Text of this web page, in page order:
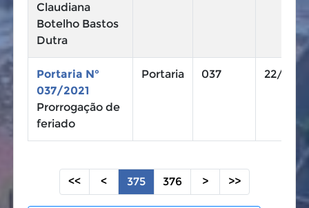
Claudiana
Botelho Bastos
Dutra
Portaria N°
037/2021
Prorrogação de
feriado
Portaria 037 22/10/
<< < 375 376 > >>